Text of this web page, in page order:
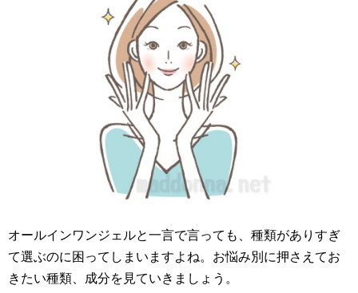
オールインワンジェルと一言で言っても、種類がありすぎ
て選ぶのに困ってしまいますよね。お悩み別に押さえてお
きたい種類、成分を見ていきましょう。